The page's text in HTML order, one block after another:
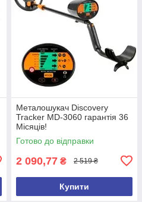
Металошукач Discovery
Tracker MD-3060 гарантія 36
Місяців!
Готово до відправки
2 090,77 ₴ 2 519 ₴
Купити